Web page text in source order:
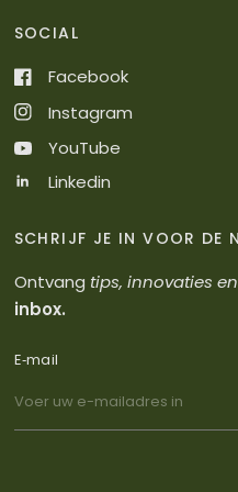
SOCIAL
Facebook
Instagram
YouTube
Linkedin
SCHRIJF JE IN VOOR DE
Ontvang tips, innovaties
inbox.
E‑mail